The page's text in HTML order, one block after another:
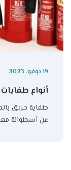
19 يونيو، 2023
أنواع
عن أسطوانة